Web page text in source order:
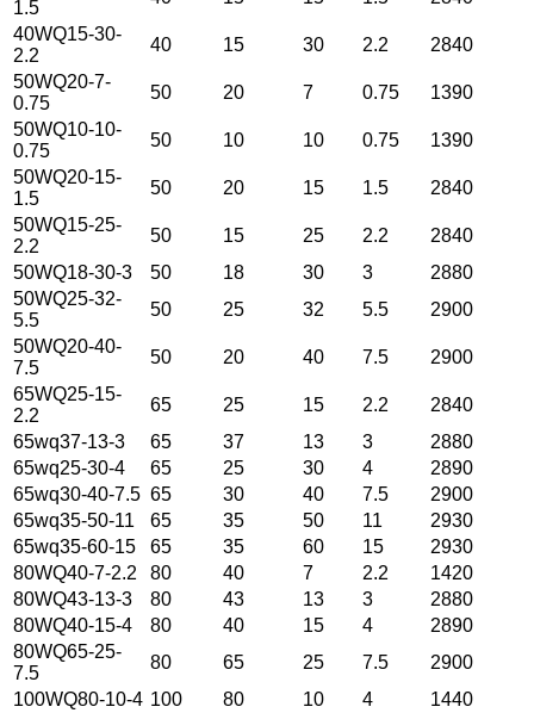
1.5
40WQ15-30-
2.2
40 15 30 2.2
2840
50WQ20-7-
0.75
50 20 7 0.75
1390
50WQ10-10-
0.75
50 10 10 0.75
1390
50WQ20-15-
1.5
50 20 15 1.5
2840
50WQ15-25-
2.2
50 15 25 2.2
2840
50WQ18-30-3
50 18 30 3
2880
50WQ25-32-
5.5
50 25 32 5.5
2900
50WQ20-40-
7.5
50 20 40 7.5
2900
65WQ25-15-
2.2
65 25 15 2.2
2840
65wq37-13-3
65 37 13 3
2880
65wq25-30-4
65 25 30 4
2890
65wq30-40-7.5 65 30 40 7.5
2900
65wq35-50-11
65 35 50 11
2930
65wq35-60-15
65 35 60 15
2930
80WQ40-7-2.2
80 40 7 2.2
1420
80WQ43-13-3
80 43 13 3
2880
80WQ40-15-4
80 40 15 4
2890
80WQ65-25-
7.5
80 65 25 7.5
2900
100WQ80-10-4 100 80 10 4
1440